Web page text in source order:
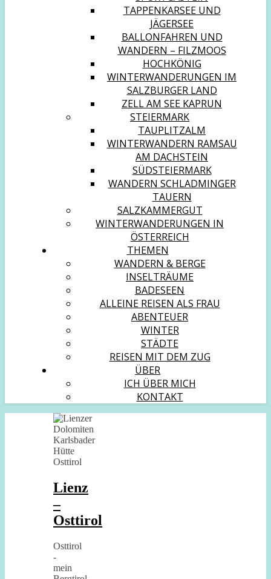
TAPPENKARSEE UND
JÄGERSEE
BALLONFAHREN UND
WANDERN – FILZMOOS
HOCHKÖNIG
WINTERWANDERUNGEN IM
SALZBURGER LAND
ZELL AM SEE KAPRUN
STEIERMARK
TAUPLITZALM
WINTERWANDERN RAMSAU
AM DACHSTEIN
SÜDSTEIERMARK
WANDERN SCHLADMINGER
TAUERN
SALZKAMMERGUT
WINTERWANDERUNGEN IN
ÖSTERREICH
THEMEN
WANDERN & BERGE
INSELTRÄUME
BADESEEN
ALLEINE REISEN ALS FRAU
ABENTEUER
WINTER
STÄDTE
REISEN MIT DEM ZUG
ÜBER
ICH ÜBER MICH
KONTAKT
Lienz
–
Osttirol
Osttirol
-
mein